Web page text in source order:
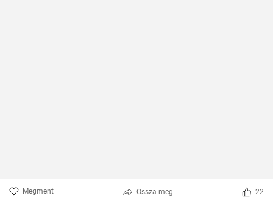
Megment Ossza meg 22